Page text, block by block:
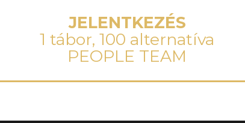
JELENTKEZÉS
1 tábor, 100 alternatíva
PEOPLE TEAM